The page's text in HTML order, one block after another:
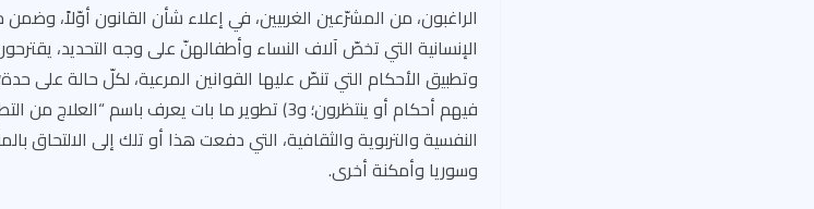
الراغبون، من المشرّعين الغربيين، في إعلاء شأن القانون أوّلاً،
فيهم أحكام أو ينتظرون؛ و3) تطوير ما بات يعرف
النفسية والتربوية والثقافية، التي دفعت هذا أو تلك إلى الالتحاق
وسوريا وأمكنة أخرى.